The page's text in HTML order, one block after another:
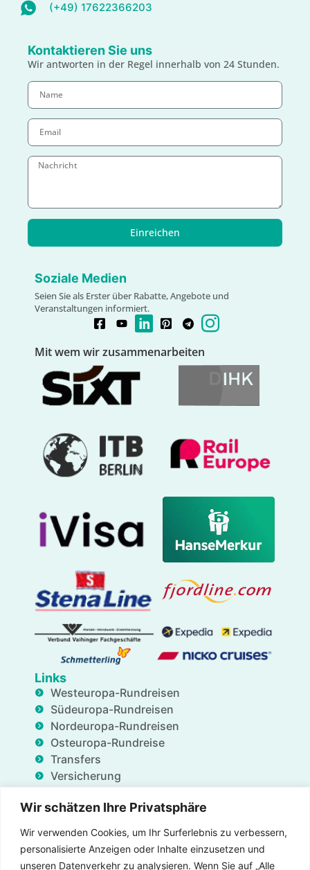
Wir schätzen Ihre Privatsphäre
Wir verwenden Cookies, um Ihr Surferlebnis zu verbessern,
personalisierte Anzeigen oder Inhalte einzusetzen und
unseren Datenverkehr zu analysieren. Wenn Sie auf „Alle
(+49) 17622366203
Kontaktieren Sie uns
Wir antworten in der Regel innerhalb von 24 Stunden.
Einreichen
Soziale Medien
Seien Sie als Erster über Rabatte, Angebote und
Veranstaltungen informiert.
Mit wem wir zusammenarbeiten
Links
Westeuropa-Rundreisen
Südeuropa-Rundreisen
Nordeuropa-Rundreisen
Osteuropa-Rundreise
Transfers
Versicherung
Unterkünfte
FAQ
Angebote